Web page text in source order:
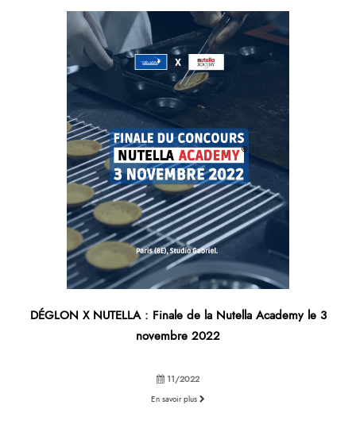
DÉGLON X NUTELLA : Finale de la Nutella Academy le 3
novembre 2022
11/2022
En savoir plus